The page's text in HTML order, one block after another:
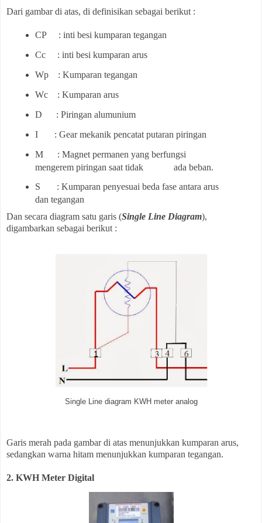
Dari gambar di atas, di definisikan sebagai berikut :
CP : inti besi kumparan tegangan
Cc : inti besi kumparan arus
Wp : Kumparan tegangan
Wc : Kumparan arus
D : Piringan alumunium
I : Gear mekanik pencatat putaran piringan
M : Magnet permanen yang berfungsi
mengerem piringan saat tidak ada beban.
S : Kumparan penyesuai beda fase antara arus
dan tegangan
Dan secara diagram satu garis (Single Line Diagram),
digambarkan sebagai berikut :
Single Line diagram KWH meter analog
Garis merah pada gambar di atas menunjukkan kumparan arus,
sedangkan warna hitam menunjukkan kumparan tegangan.
2. KWH Meter Digital